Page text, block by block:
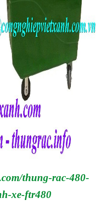
thung-rac-480-
xe-ftr480